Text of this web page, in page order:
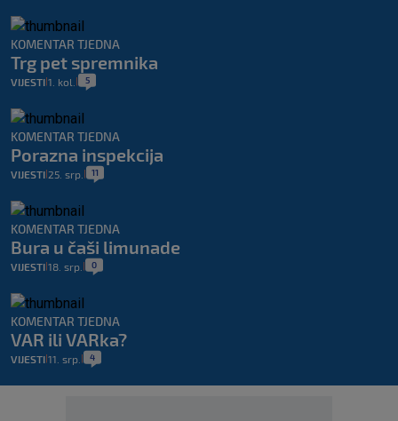
KOMENTAR TJEDNA
Trg pet spremnika
VIJESTI 1. kol. 5
KOMENTAR TJEDNA
Porazna inspekcija
VIJESTI 25. srp. 11
KOMENTAR TJEDNA
Bura u čaši limunade
VIJESTI 18. srp. 0
KOMENTAR TJEDNA
VAR ili VARka?
VIJESTI 11. srp. 4